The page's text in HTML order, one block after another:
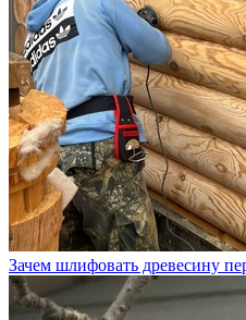
Зачем шлифовать древесину